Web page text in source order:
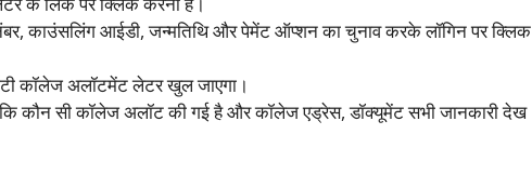
काउंसलिंग आईडी, जन्मतिथि और पेमेंट ऑप्शन का चुनाव करके लॉगिन पर क्लिक
कॉलेज अलॉटमेंट लेटर खुल जाएगा।
सी कॉलेज अलॉट की गई है और कॉलेज एड्रेस, डॉक्यूमेंट सभी जानकारी देख